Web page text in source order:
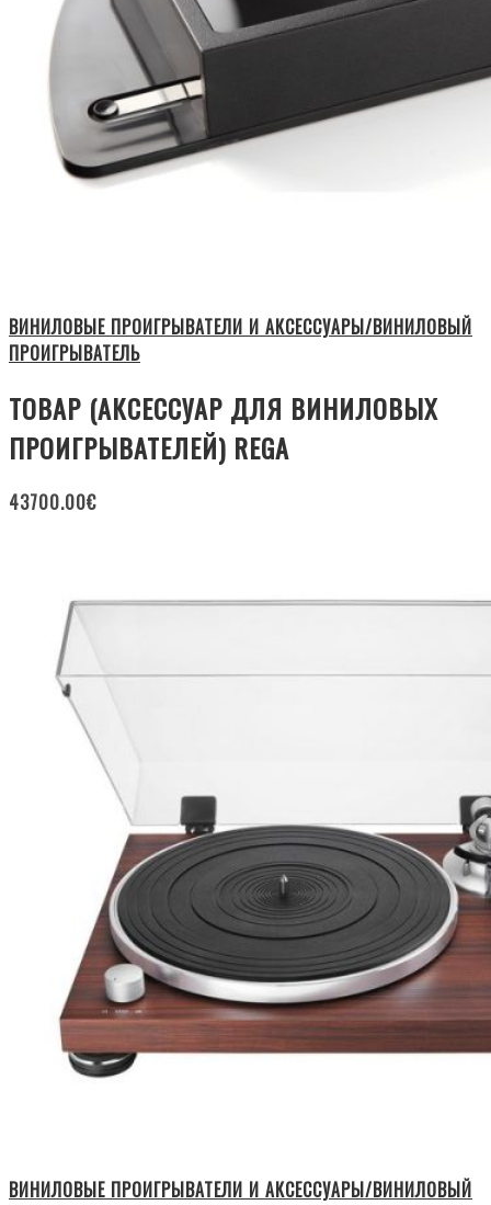
ВИНИЛОВЫЕ ПРОИГРЫВАТЕЛИ И АКСЕССУАРЫ/ВИНИЛОВЫЙ
ПРОИГРЫВАТЕЛЬ
ТОВАР (АКСЕССУАР ДЛЯ ВИНИЛОВЫХ
ПРОИГРЫВАТЕЛЕЙ) REGA
43700.00€
ВИНИЛОВЫЕ ПРОИГРЫВАТЕЛИ И АКСЕССУАРЫ/ВИНИЛОВЫЙ